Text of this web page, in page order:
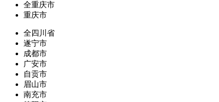
全重庆市
重庆市
全四川省
遂宁市
成都市
广安市
自贡市
眉山市
南充市